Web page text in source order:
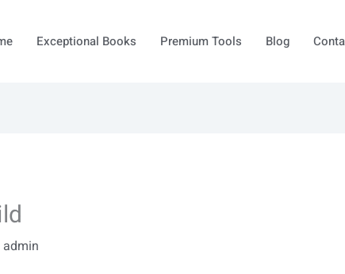
Exceptional Books Premium Tools Blog
admin